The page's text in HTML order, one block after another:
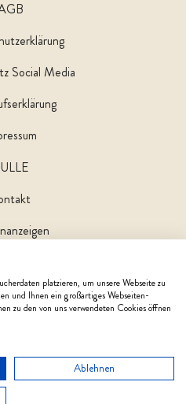
Social Media
platzieren, um unsere Webseite zu
und Ihnen ein großartiges Webseiten-
zu den von uns verwendeten Cookies öffnen
Ablehnen